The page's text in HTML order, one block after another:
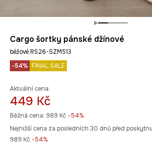
Cargo šortky pánské džínové
béžové RS26-SZM513
-54% FINAL SALE
Aktuální cena:
449 Kč
Běžná cena: 989 Kč -54%
Nejnižší cena za posledních 30 dnů před
989 Kč -54%